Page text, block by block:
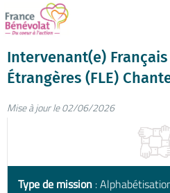
Intervenant(e)
Étrangères (FLE)
Mise à jour le 02/06/2026
Type de mission :